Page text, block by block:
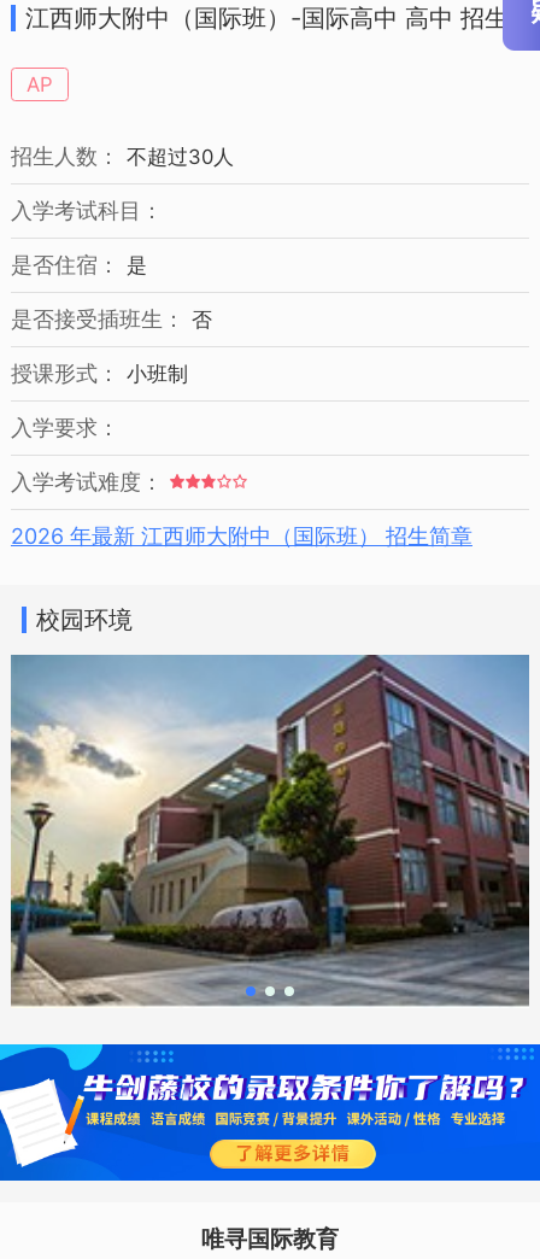
江西师大附中（国际班）-国际高中 高中 招生
AP
招生人数： 不超过30人
入学考试科目：
是否住宿： 是
是否接受插班生： 否
授课形式： 小班制
入学要求：
入学考试难度：
2026 年最新 江西师大附中（国际班） 招生简章
校园环境
唯寻国际教育